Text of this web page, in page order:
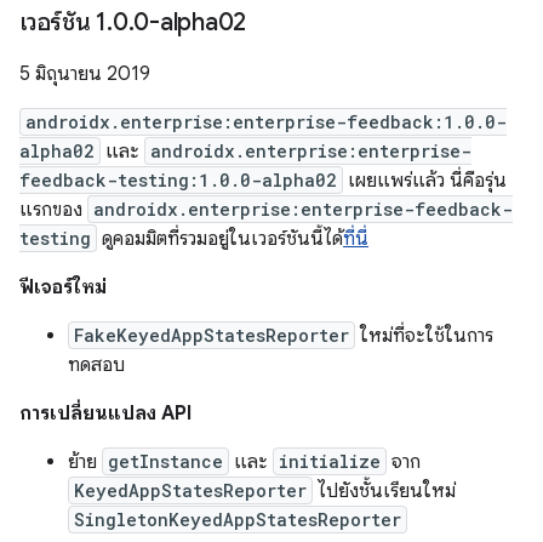
เวอร์ชัน 1.0.0-alpha02
5 มิถุนายน 2019
androidx.enterprise:enterprise-feedback:1.0.0-
alpha02 และ androidx.enterprise:enterprise-
feedback-testing:1.0.0-alpha02 เผยแพร่แล้ว นี่คือรุ่น
แรกของ androidx.enterprise:enterprise-feedback-
testing ดูคอมมิตที่รวมอยู่ในเวอร์ชันนี้ได้ที่นี่
ฟีเจอร์ใหม่
FakeKeyedAppStatesReporter ใหม่ที่จะใช้ในการ
ทดสอบ
การเปลี่ยนแปลง API
ย้าย getInstance และ initialize จาก
KeyedAppStatesReporter ไปยังชั้นเรียนใหม่
SingletonKeyedAppStatesReporter